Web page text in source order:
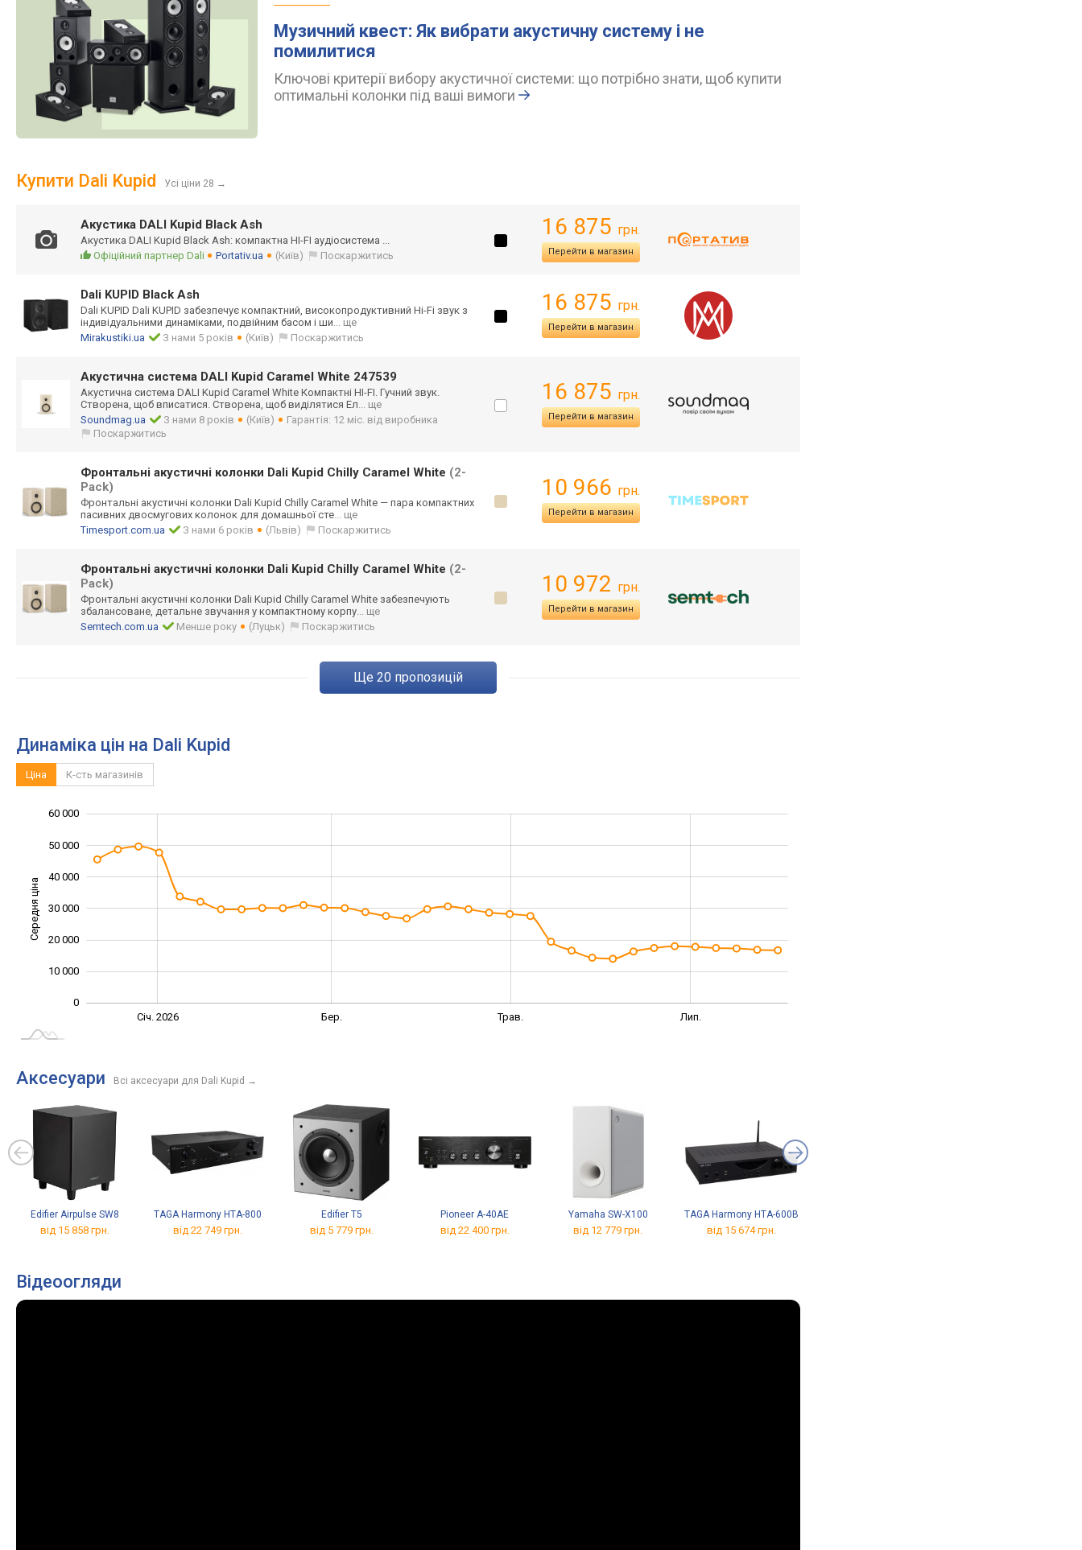
Музичний квест: Як вибрати акустичну систему і не
помилитися
Ключові критерії вибору акустичної системи: що потрібно знати, щоб купити
оптимальні колонки під ваші вимоги
Купити Dali Kupid Усі ціни 28 →
Акустика DALI Kupid Black Ash
Акустика DALI Kupid Black Ash: компактна HI-FI аудіосистема ...
Офіційний партнер Dali
Portativ.ua (Київ) Поскаржитись
16 875 грн.
Перейти в магазин
Dali KUPID Black Ash
Dali KUPID Dali KUPID забезпечує компактний, високопродуктивний Hi-Fi звук з
індивідуальними динаміками, подвійним басом і ши... ще
Mirakustiki.ua
З нами 5 років (Київ) Поскаржитись
16 875 грн.
Перейти в магазин
Акустична система DALI Kupid Caramel White 247539
Акустична система DALI Kupid Caramel White Компактні HI-FI. Гучний звук.
Створена, щоб вписатися. Створена, щоб виділятися Ел... ще
Soundmag.ua
З нами 8 років (Київ)
Гарантія: 12 міс. від виробника
Поскаржитись
16 875 грн.
Перейти в магазин
Фронтальні акустичні колонки Dali Kupid Chilly Caramel White (2-
Pack)
Фронтальні акустичні колонки Dali Kupid Chilly Caramel White — пара компактних
пасивних двосмугових колонок для домашньої сте... ще
Timesport.com.ua
З нами 6 років (Львів) Поскаржитись
10 966 грн.
Перейти в магазин
Фронтальні акустичні колонки Dali Kupid Chilly Caramel White (2-
Pack)
Фронтальні акустичні колонки Dali Kupid Chilly Caramel White забезпечують
збалансоване, детальне звучання у компактному корпу... ще
Semtech.com.ua
Менше року (Луцьк) Поскаржитись
10 972 грн.
Перейти в магазин
ще 20 пропозицій
Динаміка цін на Dali Kupid
Ціна К-сть магазинів
Середня ціна 10 000
0
10 000
20 000
30 000
40 000
50 000
60 000
Січ. 2026 Бер. Трав. Лип.
Аксесуари Всі аксесуари для Dali Kupid →
Edifier Airpulse SW8
від 15 858 грн.
TAGA Harmony HTA-800
від 22 749 грн.
Edifier T5
від 5 779 грн.
Pioneer A-40AE
від 22 400 грн.
Yamaha SW-X100
від 12 779 грн.
TAGA Harmony HTA-600B
від 15 674 грн.
Відеоогляди